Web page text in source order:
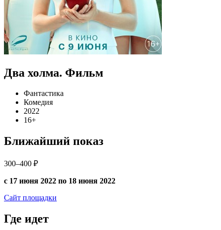
Два холма. Фильм
Фантастика
Комедия
2022
16+
Ближайший показ
300–400 ₽
с 17 июня 2022 по 18 июня 2022
Сайт площадки
Где идет